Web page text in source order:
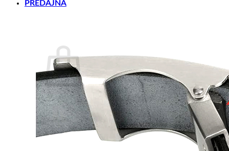
PREDAJŇA
Žiadne produkty v košíku.
Vrátiť sa do obchodu